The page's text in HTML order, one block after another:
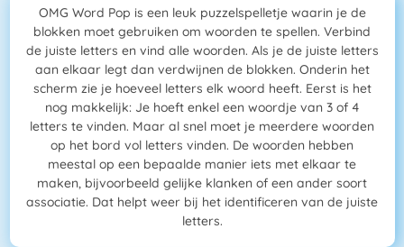
OMG Word Pop is een leuk puzzelspelletje waarin je de
blokken moet gebruiken om woorden te spellen. Verbind
de juiste letters en vind alle woorden. Als je de juiste letters
aan elkaar legt dan verdwijnen de blokken. Onderin het
scherm zie je hoeveel letters elk woord heeft. Eerst is het
nog makkelijk: Je hoeft enkel een woordje van 3 of 4
letters te vinden. Maar al snel moet je meerdere woorden
op het bord vol letters vinden. De woorden hebben
meestal op een bepaalde manier iets met elkaar te
maken, bijvoorbeeld gelijke klanken of een ander soort
associatie. Dat helpt weer bij het identificeren van de juiste
letters.